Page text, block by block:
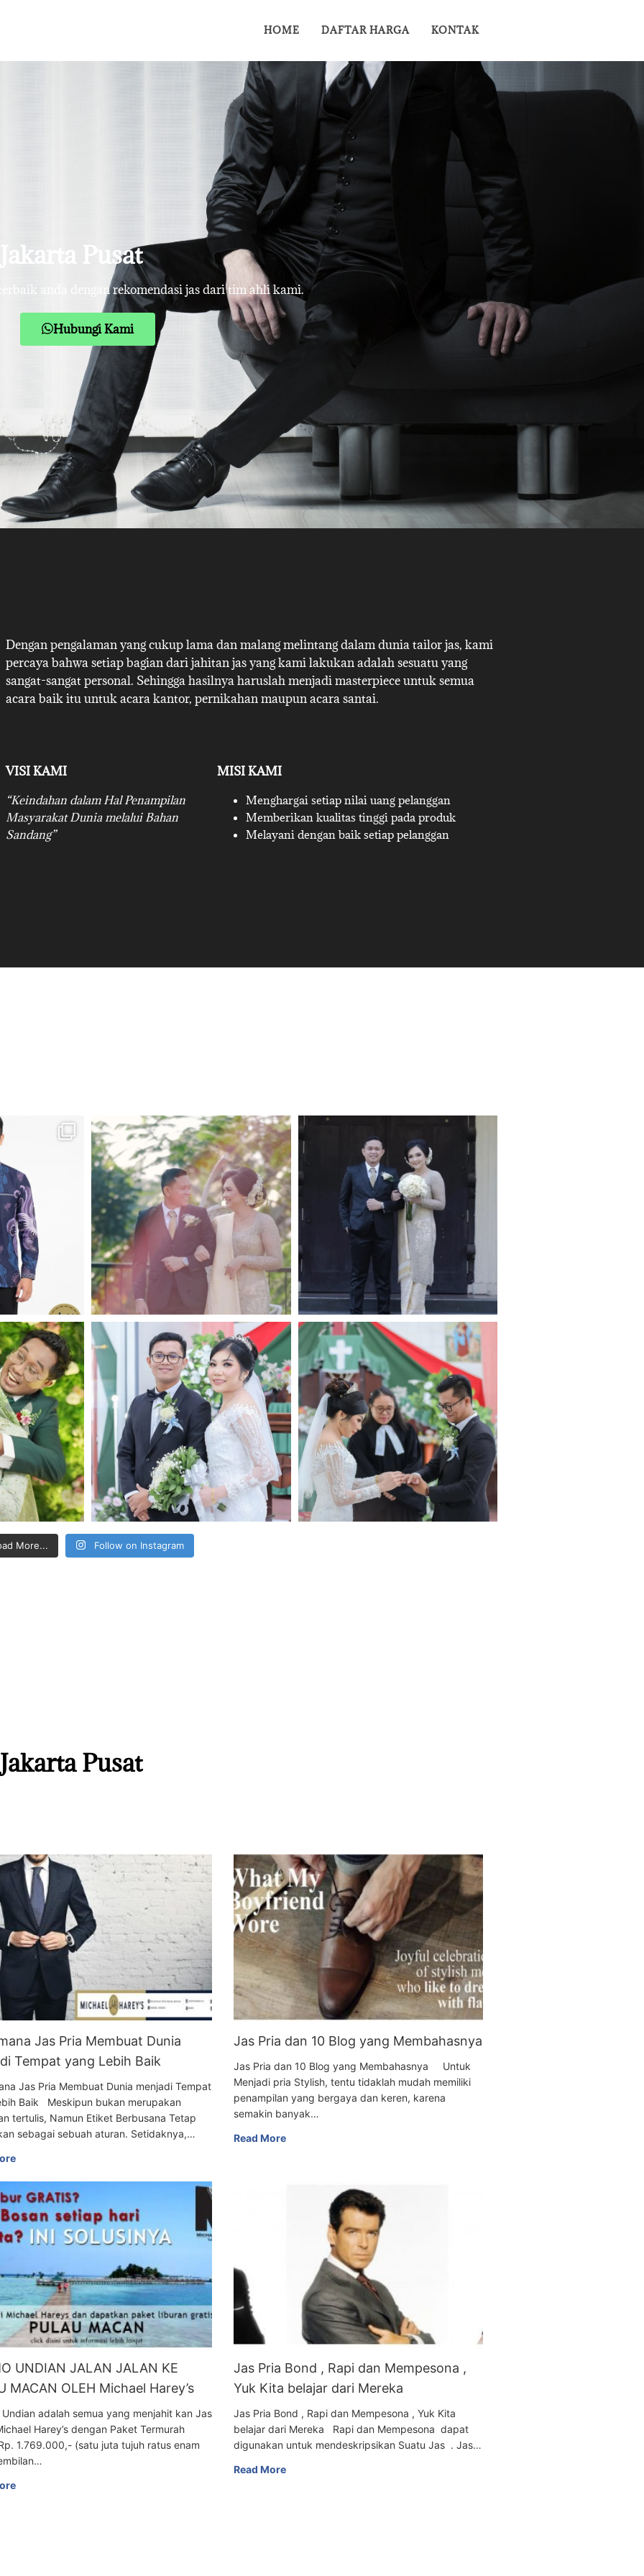
HOME DAFTAR HARGA KONTAK
Pusat
anda dengan rekomendasi jas dari tim ahli kami.
Hubungi Kami
Dengan pengalaman yang cukup lama dan malang melintang dalam dunia tailor jas, kami
percaya bahwa setiap bagian dari jahitan jas yang kami lakukan adalah sesuatu yang
sangat-sangat personal. Sehingga hasilnya haruslah menjadi masterpiece untuk semua
acara baik itu untuk acara kantor, pernikahan maupun acara santai.
VISI KAMI
“Keindahan dalam Hal Penampilan
Masyarakat Dunia melalui Bahan
Sandang”
MISI KAMI
Menghargai setiap nilai uang pelanggan
Memberikan kualitas tinggi pada produk
Melayani dengan baik setiap pelanggan
More... Follow on Instagram
Pusat
Jas Pria Membuat Dunia
Tempat yang Lebih Baik
Jas Pria Membuat Dunia menjadi Tempat
Baik Meskipun bukan merupakan
tertulis, Namun Etiket Berbusana Tetap
sebagai sebuah aturan. Setidaknya,…
Jas Pria dan 10 Blog yang Membahasnya
Jas Pria dan 10 Blog yang Membahasnya Untuk
Menjadi pria Stylish, tentu tidaklah mudah memiliki
penampilan yang bergaya dan keren, karena
semakin banyak…
Read More
UNDIAN JALAN JALAN KE
MACAN OLEH Michael Harey’s
adalah semua yang menjahit kan Jas
Harey’s dengan Paket Termurah
1.769.000,- (satu juta tujuh ratus enam
Jas Pria Bond , Rapi dan Mempesona ,
Yuk Kita belajar dari Mereka
Jas Pria Bond , Rapi dan Mempesona , Yuk Kita
belajar dari Mereka Rapi dan Mempesona dapat
digunakan untuk mendeskripsikan Suatu Jas . Jas…
Read More